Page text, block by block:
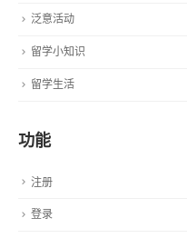
泛意活动
留学小知识
留学生活
功能
注册
登录